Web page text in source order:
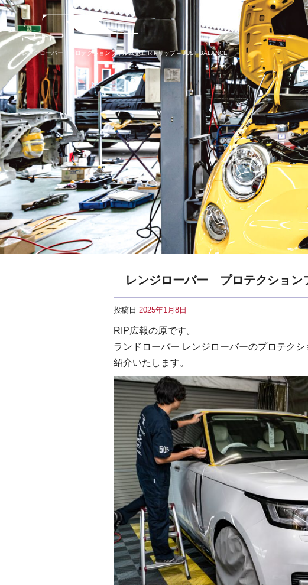
レンジローバー プロテクションフィルム施工|RIPリップ – JUST BALANCE
レンジローバー プロテクション
投稿日 2025年1月8日
RIP広報の原です。
ランドローバー レンジローバーのプロテク
紹介いたします。